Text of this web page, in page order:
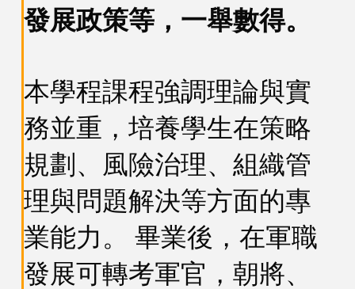
發展政策等，一舉數得。
本學程課程強調理論與實
務並重，培養學生在策略
規劃、風險治理、組織管
理與問題解決等方面的專
業能力。 畢業後，在軍職
發展可轉考軍官，朝將、